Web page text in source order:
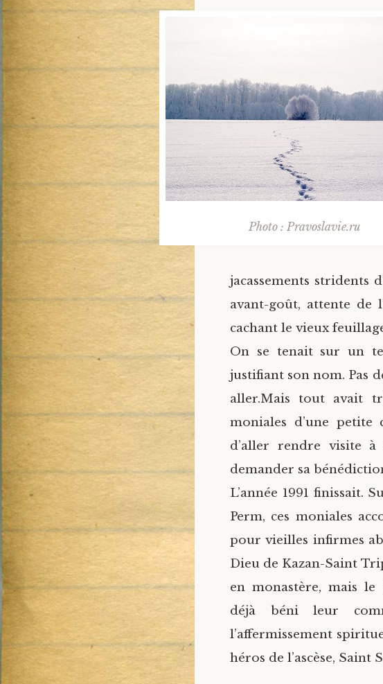
Photo : Pravoslavie.ru
jacassements stridents
avant-goût, attente de
cachant le vieux
On se tenait sur un
justifiant son nom. Pas
aller.Mais tout avait
moniales d’une petite
d’aller rendre visite à
demander sa
L’année 1991 finissait.
Perm, ces moniales
pour vieilles infirmes
Dieu de Kazan-Saint
en monastère, mais
déjà béni leur
l’affermissement
héros de l’ascèse, Saint